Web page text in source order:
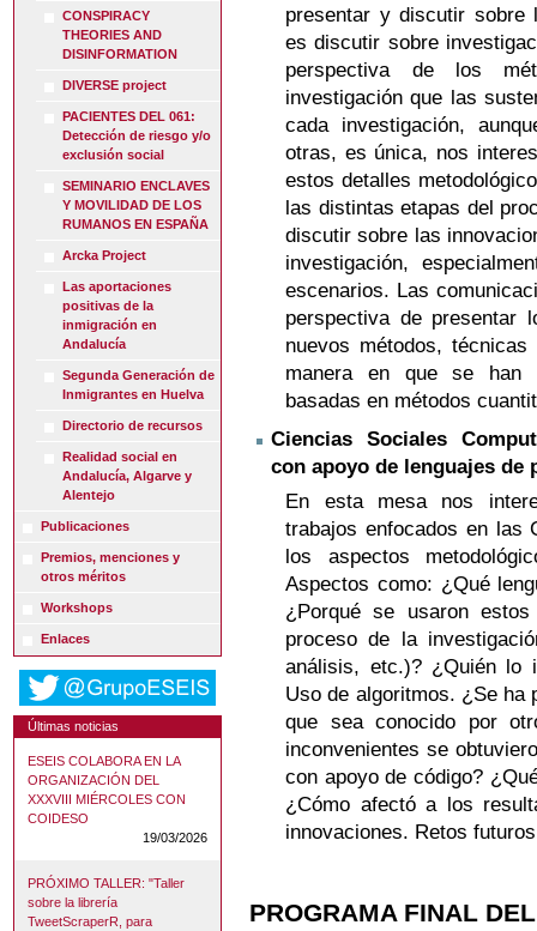
CONSPIRACY
THEORIES AND
DISINFORMATION
DIVERSE project
PACIENTES DEL 061:
Detección de riesgo y/o
exclusión social
SEMINARIO ENCLAVES
Y MOVILIDAD DE LOS
RUMANOS EN ESPAÑA
Arcka Project
Las aportaciones
positivas de la
inmigración en
Andalucía
Segunda Generación de
Inmigrantes en Huelva
Directorio de recursos
Realidad social en
Andalucía, Algarve y
Alentejo
Publicaciones
Premios, menciones y
otros méritos
Workshops
Enlaces
Últimas noticias
ESEIS COLABORA EN LA
ORGANIZACIÓN DEL
XXXVIII MIÉRCOLES CON
COIDESO
19/03/2026
PRÓXIMO TALLER: "Taller
sobre la librería
TweetScraperR, para
presentar y discutir sobre
es discutir sobre
perspectiva de los
investigación que las
cada investigación,
otras, es única, nos
estos detalles
las distintas etapas del
discutir sobre las
investigación,
escenarios. Las
perspectiva de presentar
nuevos métodos,
manera en que se han
basadas en métodos
Ciencias Sociales
con apoyo de lenguajes
En esta mesa nos
trabajos enfocados en las
los aspectos
Aspectos como: ¿Qué
¿Porqué se usaron
proceso de la
análisis, etc.)? ¿Quién lo
Uso de algoritmos. ¿Se ha
que sea conocido por
inconvenientes se
con apoyo de código?
¿Cómo afectó a los
innovaciones. Retos
PROGRAMA FINAL